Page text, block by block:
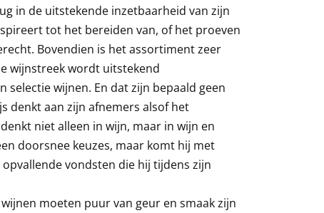
in de uitstekende inzetbaarheid van zijn
tot het bereiden van, of het proeven
Bovendien is het assortiment zeer
wijnstreek wordt uitstekend
selectie wijnen. En dat zijn bepaald geen
denkt aan zijn afnemers alsof het
niet alleen in wijn, maar in wijn en
doorsnee keuzes, maar komt hij met
vondsten die hij tijdens zijn
moeten puur van geur en smaak zijn